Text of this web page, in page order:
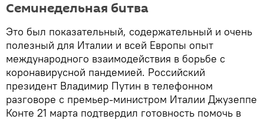
Семинедельная битва
Это был показательный, содержательный и очень
полезный для Италии и всей Европы опыт
международного взаимодействия в борьбе с
коронавирусной пандемией. Российский
президент Владимир Путин в телефонном
разговоре с премьер-министром Италии Джузеппе
Конте 21 марта подтвердил готовность помочь в